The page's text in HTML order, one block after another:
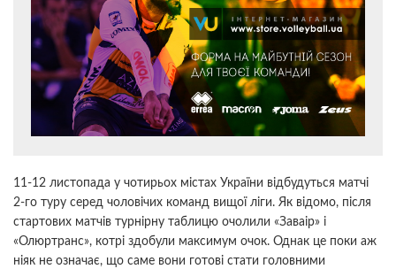
11-12 листопада у чотирьох містах України відбудуться матчі
2-го туру серед чоловічих команд вищої ліги. Як відомо, після
стартових матчів турнірну таблицю очолили «Заваір» і
«Олюртранс», котрі здобули максимум очок. Однак це поки аж
ніяк не означає, що саме вони готові стати головними